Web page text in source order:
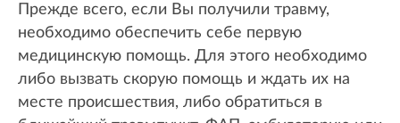
Прежде всего, если Вы получили травму,
необходимо обеспечить себе первую
медицинскую помощь. Для этого необходимо
либо вызвать скорую помощь и ждать их на
месте происшествия, либо обратиться в